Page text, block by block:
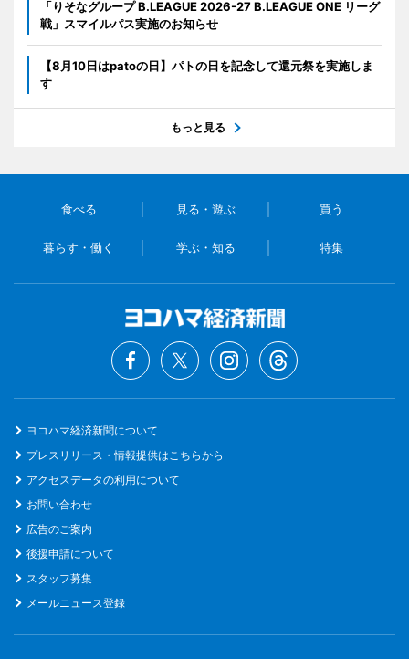
「りそなグループ B.LEAGUE 2026-27 B.LEAGUE ONE リーグ
戦」スマイルパス実施のお知らせ
【8月10日はpatoの日】パトの日を記念して還元祭を実施しま
す
もっと見る
食べる 見る・遊ぶ 買う
暮らす・働く 学ぶ・知る 特集
ヨコハマ経済新聞について
プレスリリース・情報提供はこちらから
アクセスデータの利用について
お問い合わせ
広告のご案内
後援申請について
スタッフ募集
メールニュース登録